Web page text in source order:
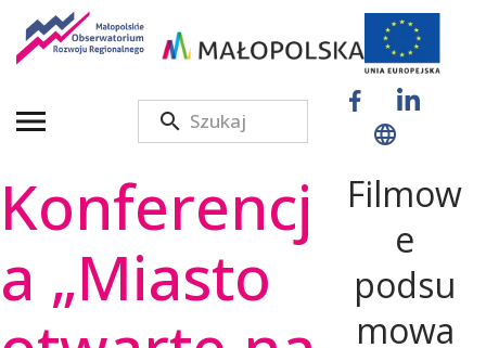
M
a
ł
o
Konferencj
a „Miasto
Filmow
e
podsu
mowa